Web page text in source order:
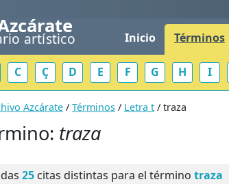
artístico Inicio Términos
C Ç D E F G H I
Azcárate / Términos / Letra t / traza
traza
25 citas distintas para el término traza